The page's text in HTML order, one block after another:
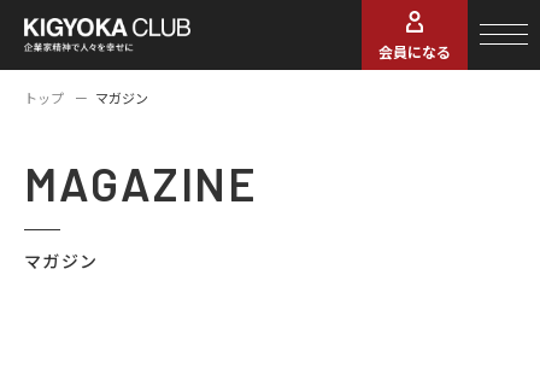
会員になる
トップ マガジン
MAGAZINE
マガジン